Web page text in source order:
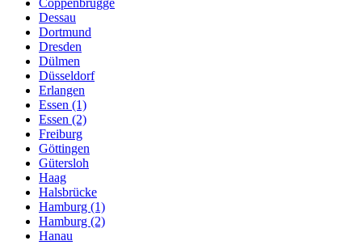
Coppenbrügge
Dessau
Dortmund
Dresden
Dülmen
Düsseldorf
Erlangen
Essen (1)
Essen (2)
Freiburg
Göttingen
Gütersloh
Haag
Halsbrücke
Hamburg (1)
Hamburg (2)
Hanau